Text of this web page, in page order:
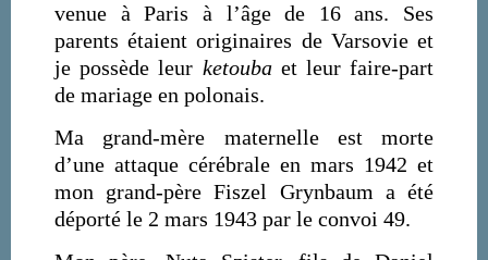
venue à Paris à l’âge de 16 ans. Ses
parents étaient originaires de Varsovie et
je possède leur ketoubaet leur faire-part
de mariage en polonais.
Ma grand-mère maternelle est morte
d’une attaque cérébrale en mars 1942 et
mon grand-père Fiszel Grynbaum a été
déporté le 2 mars 1943 par le convoi 49.